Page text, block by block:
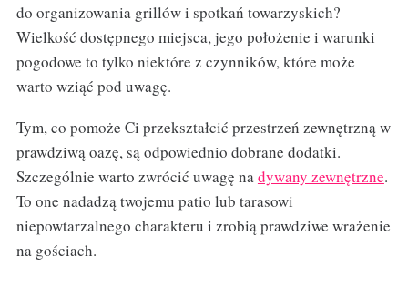
do organizowania grillów i spotkań towarzyskich?
Wielkość dostępnego miejsca, jego położenie i warunki
pogodowe to tylko niektóre z czynników, które może
warto wziąć pod uwagę.
Tym, co pomoże Ci przekształcić przestrzeń zewnętrzną w
prawdziwą oazę, są odpowiednio dobrane dodatki.
Szczególnie warto zwrócić uwagę nadywany zewnętrzne.
To one nadadzą twojemu patio lub tarasowi
niepowtarzalnego charakteru i zrobią prawdziwe wrażenie
na gościach.